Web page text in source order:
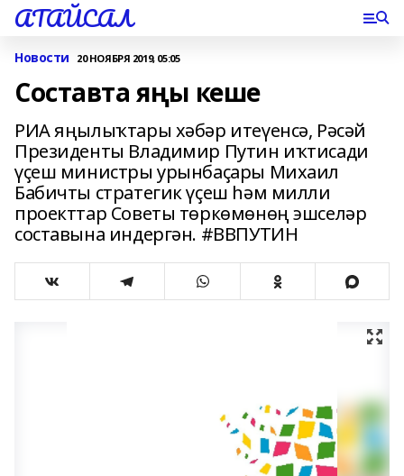
АТАЙСАЛ
Новости 20 НОЯБРЯ 2019, 05:05
Составта яңы кеше
РИА яңылыҡтары хәбәр итеүенсә, Рәсәй
Президенты Владимир Путин иҡтисади
үҫеш министры урынбаҫары Михаил
Бабичты стратегик үҫеш һәм милли
проекттар Советы төркөмөнөң эшселәр
составына индергән. #ВВПУТИН